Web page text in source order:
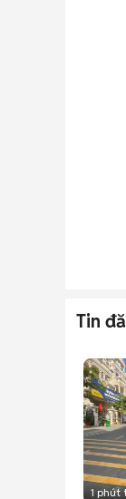
Tin
1 phút